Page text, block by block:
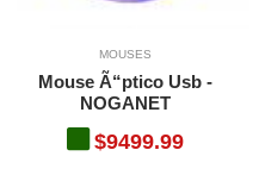
MOUSES
Mouse Ã“ptico Usb -
NOGANET
$9499.99